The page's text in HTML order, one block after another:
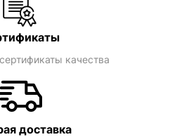
качества
доставка